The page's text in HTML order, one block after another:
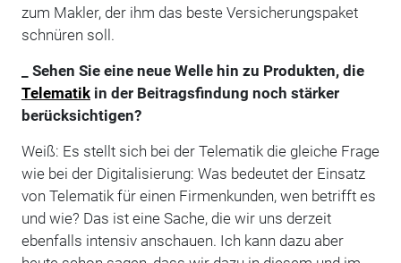
zum Makler, der ihm das beste Versicherungspaket
schnüren soll.
_ Sehen Sie eine neue Welle hin zu Produkten, die
Telematikin der Beitragsfindung noch stärker
berücksichtigen?
Weiß: Es stellt sich bei der Telematik die gleiche Frage
wie bei der Digitalisierung: Was bedeutet der Einsatz
von Telematik für einen Firmenkunden, wen betrifft es
und wie? Das ist eine Sache, die wir uns derzeit
ebenfalls intensiv anschauen. Ich kann dazu aber